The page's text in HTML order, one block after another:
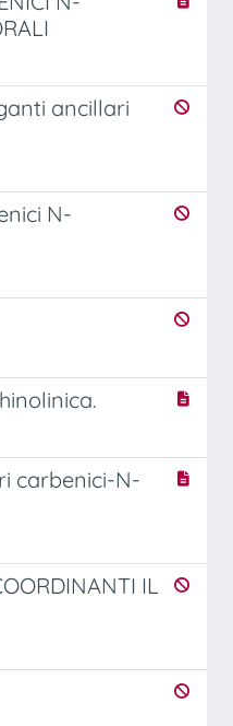
ancillari
N-
carbenici-N-
IL